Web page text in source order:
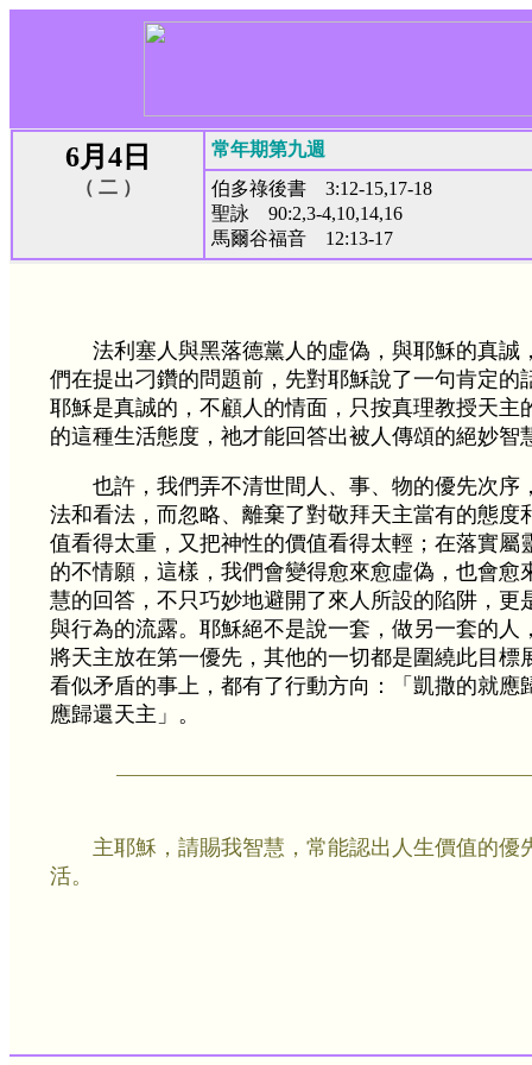
6月4日
（ 二 ）
常年期第九週
伯多祿後書 3:12-15,17-18
聖詠 90:2,3-4,10,14,16
馬爾谷福音 12:13-17
法利塞人與黑落德黨人的虛偽，與耶穌的真誠
們在提出刁鑽的問題前，先對耶穌說了一句肯定的
耶穌是真誠的，不顧人的情面，只按真理教授天主
的這種生活態度，祂才能回答出被人傳頌的絕妙智
也許，我們弄不清世間人、事、物的優先次序
法和看法，而忽略、離棄了對敬拜天主當有的態度
值看得太重，又把神性的價值看得太輕；在落實屬
的不情願，這樣，我們會變得愈來愈虛偽，也會愈
慧的回答，不只巧妙地避開了來人所設的陷阱，更
與行為的流露。耶穌絕不是說一套，做另一套的人
將天主放在第一優先，其他的一切都是圍繞此目標
看似矛盾的事上，都有了行動方向：「凱撒的就應
應歸還天主」。
主耶穌，請賜我智慧，常能認出人生價值的優
活。